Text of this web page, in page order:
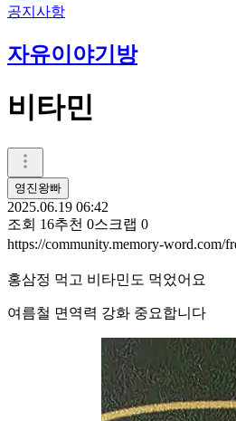
공지사항
자유이야기방
비타민
영진왕빠
2025.06.19 06:42
조회 16추천 0스크랩 0
https://community.memory-word.com/
홍삼정 먹고 비타민도 먹었어요
여름철 면역력 강화 중요합니다